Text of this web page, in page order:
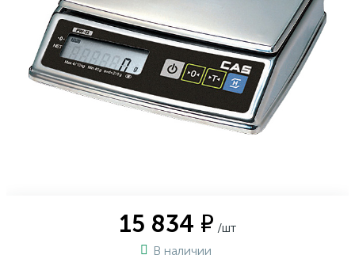
15 834 ₽ /шт
В наличии